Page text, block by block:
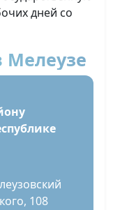
дней со
Мелеузе
108